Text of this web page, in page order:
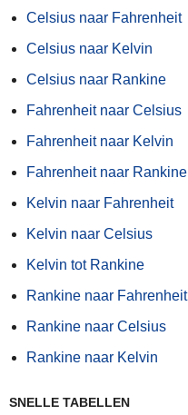
Celsius naar Fahrenheit
Celsius naar Kelvin
Celsius naar Rankine
Fahrenheit naar Celsius
Fahrenheit naar Kelvin
Fahrenheit naar Rankine
Kelvin naar Fahrenheit
Kelvin naar Celsius
Kelvin tot Rankine
Rankine naar Fahrenheit
Rankine naar Celsius
Rankine naar Kelvin
SNELLE TABELLEN